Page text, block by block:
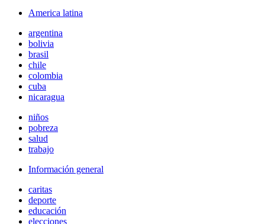
America latina
argentina
bolivia
brasil
chile
colombia
cuba
nicaragua
niños
pobreza
salud
trabajo
Información general
caritas
deporte
educación
elecciones